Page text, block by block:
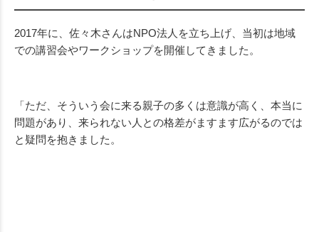
2017年に、佐々木さんはNPO法人を立ち上げ、当初は地域
での講習会やワークショップを開催してきました。
「ただ、そういう会に来る親子の多くは意識が高く、本当に
問題があり、来られない人との格差がますます広がるのでは
と疑問を抱きました。